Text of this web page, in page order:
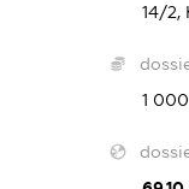
14/2,
1